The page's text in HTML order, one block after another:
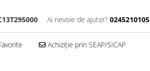
Ai nevoie de ajutor? 0245210105
Achiziție prin SEAP/SICAP